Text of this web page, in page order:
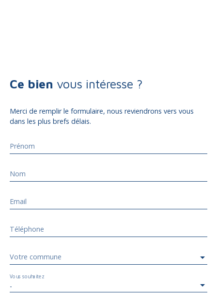
Ce bien vous intéresse ?
Merci de remplir le formulaire, nous reviendrons vers vous
dans les plus brefs délais.
Prénom
Nom
Email
Téléphone
Votre commune
-
Vous souhaitez